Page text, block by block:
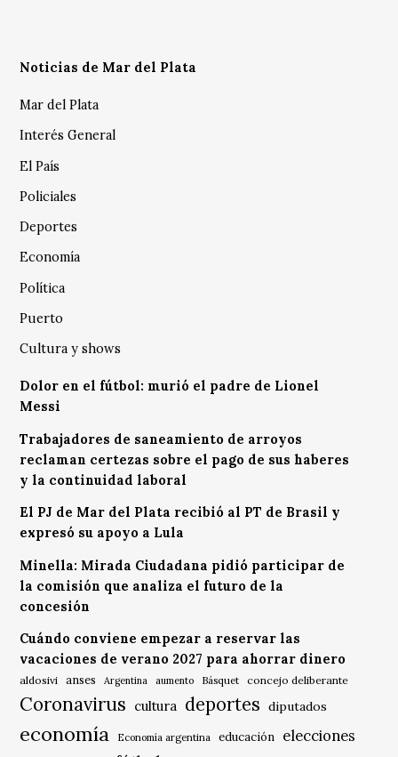
Noticias de Mar del Plata
Mar del Plata
Interés General
El País
Policiales
Deportes
Economía
Política
Puerto
Cultura y shows
Dolor en el fútbol: murió el padre de Lionel
Messi
Trabajadores de saneamiento de arroyos
reclaman certezas sobre el pago de sus haberes
y la continuidad laboral
El PJ de Mar del Plata recibió al PT de Brasil y
expresó su apoyo a Lula
Minella: Mirada Ciudadana pidió participar de
la comisión que analiza el futuro de la
concesión
Cuándo conviene empezar a reservar las
vacaciones de verano 2027 para ahorrar dinero
aldosivi anses Argentina aumento Básquet concejo deliberante
Coronavirus cultura deportes diputados
economía Economía argentina educación elecciones